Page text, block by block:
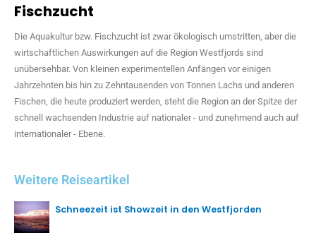
Fischzucht
Die Aquakultur bzw. Fischzucht ist zwar ökologisch umstritten, aber die
wirtschaftlichen Auswirkungen auf die Region Westfjords sind
unübersehbar. Von kleinen experimentellen Anfängen vor einigen
Jahrzehnten bis hin zu Zehntausenden von Tonnen Lachs und anderen
Fischen, die heute produziert werden, steht die Region an der Spitze der
schnell wachsenden Industrie auf nationaler - und zunehmend auch auf
internationaler - Ebene.
Weitere Reiseartikel
Schneezeit ist Showzeit in den Westfjorden